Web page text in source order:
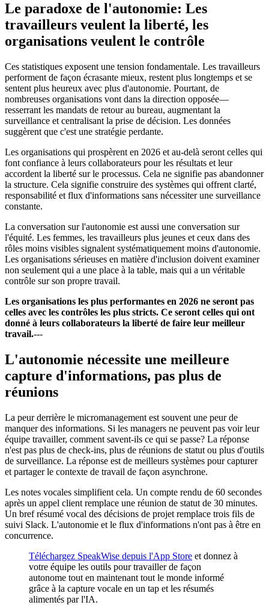
Le paradoxe de l'autonomie: Les
travailleurs veulent la liberté, les
organisations veulent le contrôle
Ces statistiques exposent une tension fondamentale. Les travailleurs
performent de façon écrasante mieux, restent plus longtemps et se
sentent plus heureux avec plus d'autonomie. Pourtant, de
nombreuses organisations vont dans la direction opposée—
resserrant les mandats de retour au bureau, augmentant la
surveillance et centralisant la prise de décision. Les données
suggèrent que c'est une stratégie perdante.
Les organisations qui prospèrent en 2026 et au-delà seront celles qui
font confiance à leurs collaborateurs pour les résultats et leur
accordent la liberté sur le processus. Cela ne signifie pas abandonner
la structure. Cela signifie construire des systèmes qui offrent clarté,
responsabilité et flux d'informations sans nécessiter une surveillance
constante.
La conversation sur l'autonomie est aussi une conversation sur
l'équité. Les femmes, les travailleurs plus jeunes et ceux dans des
rôles moins visibles signalent systématiquement moins d'autonomie.
Les organisations sérieuses en matière d'inclusion doivent examiner
non seulement qui a une place à la table, mais qui a un véritable
contrôle sur son propre travail.
Les organisations les plus performantes en 2026 ne seront pas
celles avec les contrôles les plus stricts. Ce seront celles qui ont
donné à leurs collaborateurs la liberté de faire leur meilleur
travail.---
L'autonomie nécessite une meilleure
capture d'informations, pas plus de
réunions
La peur derrière le micromanagement est souvent une peur de
manquer des informations. Si les managers ne peuvent pas voir leur
équipe travailler, comment savent-ils ce qui se passe? La réponse
n'est pas plus de check-ins, plus de réunions de statut ou plus d'outils
de surveillance. La réponse est de meilleurs systèmes pour capturer
et partager le contexte de travail de façon asynchrone.
Les notes vocales simplifient cela. Un compte rendu de 60 secondes
après un appel client remplace une réunion de statut de 30 minutes.
Un bref résumé vocal des décisions de projet remplace trois fils de
suivi Slack. L'autonomie et le flux d'informations n'ont pas à être en
concurrence.
Téléchargez SpeakWise depuis l'App Store et donnez à
votre équipe les outils pour travailler de façon
autonome tout en maintenant tout le monde informé
grâce à la capture vocale en un tap et les résumés
alimentés par l'IA.